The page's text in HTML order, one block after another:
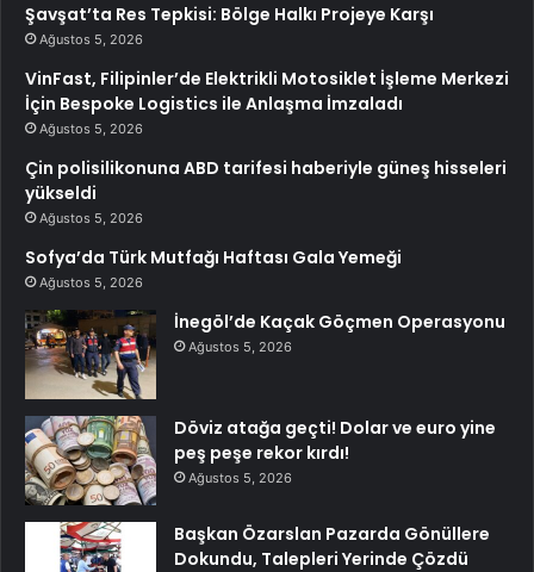
Şavşat’ta Res Tepkisi: Bölge Halkı Projeye Karşı
Ağustos 5, 2026
VinFast, Filipinler’de Elektrikli Motosiklet İşleme Merkezi
İçin Bespoke Logistics ile Anlaşma İmzaladı
Ağustos 5, 2026
Çin polisilikonuna ABD tarifesi haberiyle güneş hisseleri
yükseldi
Ağustos 5, 2026
Sofya’da Türk Mutfağı Haftası Gala Yemeği
Ağustos 5, 2026
İnegöl’de Kaçak Göçmen Operasyonu
Ağustos 5, 2026
Döviz atağa geçti! Dolar ve euro yine
peş peşe rekor kırdı!
Ağustos 5, 2026
Başkan Özarslan Pazarda Gönüllere
Dokundu, Talepleri Yerinde Çözdü